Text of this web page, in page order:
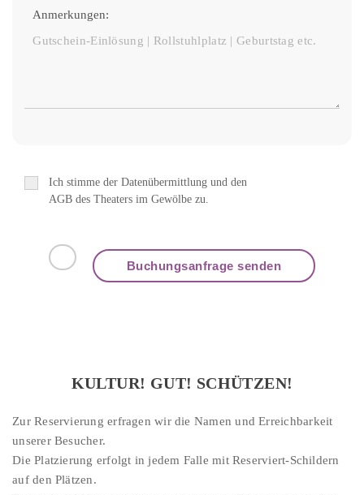
Anmerkungen:
Ich stimme der Datenübermittlung und den
AGB des Theaters im Gewölbe zu.
KULTUR! GUT! SCHÜTZEN!
Zur Reservierung erfragen wir die Namen und Erreichbarkeit
unserer Besucher.
Die Platzierung erfolgt in jedem Falle mit Reserviert-Schildern
auf den Plätzen.